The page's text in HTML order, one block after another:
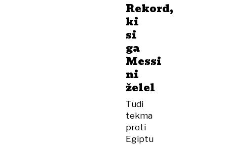
Rekord,
ki
si
ga
Messi
ni
želel
Tudi
tekma
proti
Egiptu